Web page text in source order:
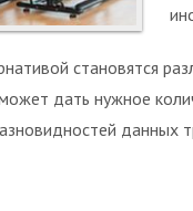
становятся
дать нужное
данных